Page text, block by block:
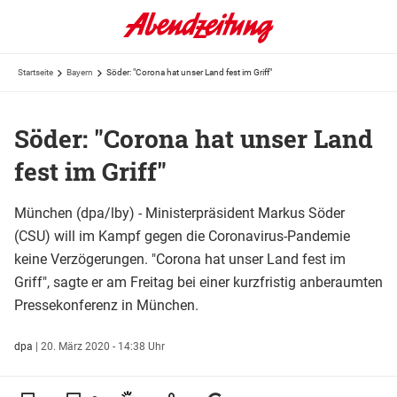
Startseite Bayern Söder: "Corona hat unser Land fest im Griff"
Söder: "Corona hat unser Land
fest im Griff"
München (dpa/lby) - Ministerpräsident Markus Söder
(CSU) will im Kampf gegen die Coronavirus-Pandemie
keine Verzögerungen. "Corona hat unser Land fest im
Griff", sagte er am Freitag bei einer kurzfristig anberaumten
Pressekonferenz in München.
dpa | 20. März 2020 - 14:38 Uhr